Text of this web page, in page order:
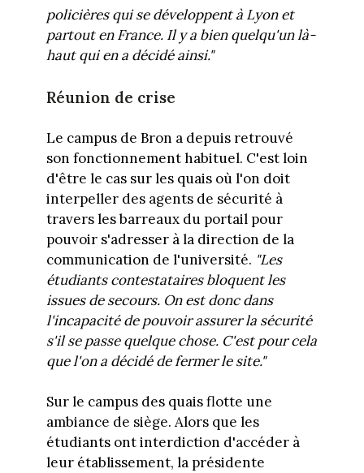
policières qui se développent à Lyon et
partout en France. Il y a bien quelqu'un là-
haut qui en a décidé ainsi."
Réunion de crise
Le campus de Bron a depuis retrouvé
son fonctionnement habituel. C'est loin
d'être le cas sur les quais où l'on doit
interpeller des agents de sécurité à
travers les barreaux du portail pour
pouvoir s'adresser à la direction de la
communication de l'université. "Les
étudiants contestataires bloquent les
issues de secours. On est donc dans
l'incapacité de pouvoir assurer la sécurité
s'il se passe quelque chose. C'est pour cela
que l'on a décidé de fermer le site."
Sur le campus des quais flotte une
ambiance de siège. Alors que les
étudiants ont interdiction d'accéder à
leur établissement, la présidente